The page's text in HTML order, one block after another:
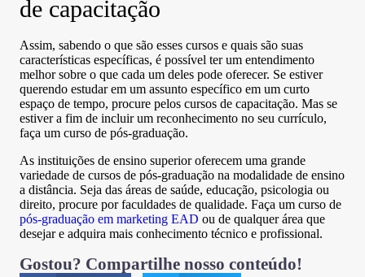
de capacitação
Assim, sabendo o que são esses cursos e quais são suas
características específicas, é possível ter um entendimento
melhor sobre o que cada um deles pode oferecer. Se estiver
querendo estudar em um assunto específico em um curto
espaço de tempo, procure pelos cursos de capacitação. Mas se
estiver a fim de incluir um reconhecimento no seu currículo,
faça um curso de pós-graduação.
As instituições de ensino superior oferecem uma grande
variedade de cursos de pós-graduação na modalidade de ensino
a distância. Seja das áreas de saúde, educação, psicologia ou
direito, procure por faculdades de qualidade. Faça um curso de
pós-graduação em marketing EAD ou de qualquer área que
desejar e adquira mais conhecimento técnico e profissional.
Gostou? Compartilhe nosso conteúdo!